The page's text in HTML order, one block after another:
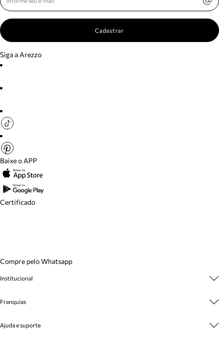
Cadastrar
Siga a Arezzo
Baixe o APP
Certificado
Compre pelo Whatsapp
Institucional
Cashback
Venda Corporativa
Franquias
Plano de Negócio
Ajuda e suporte